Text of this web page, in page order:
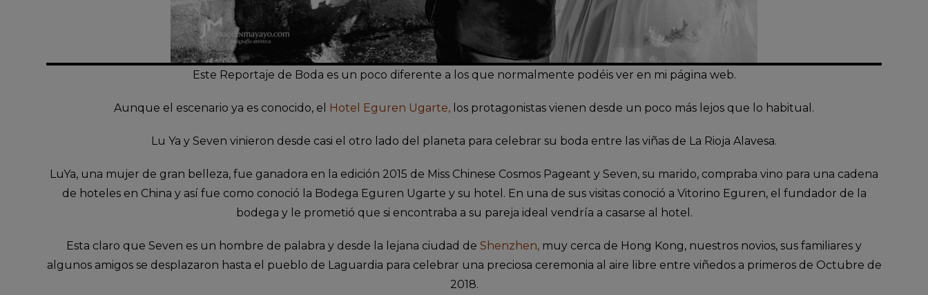
Este Reportaje de Boda es un poco diferente a los que normalmente podéis ver en mi página web.
Aunque el escenario ya es conocido, el Hotel Eguren Ugarte, los protagonistas vienen desde un poco más lejos que lo habitual.
Lu Ya y Seven vinieron desde casi el otro lado del planeta para celebrar su boda entre las viñas de La Rioja Alavesa.
LuYa, una mujer de gran belleza, fue ganadora en la edición 2015 de Miss Chinese Cosmos Pageant y Seven, su marido, compraba vino para una cadena
de hoteles en China y así fue como conoció la Bodega Eguren Ugarte y su hotel. En una de sus visitas conoció a Vitorino Eguren, el fundador de la
bodega y le prometió que si encontraba a su pareja ideal vendría a casarse al hotel.
Esta claro que Seven es un hombre de palabra y desde la lejana ciudad de Shenzhen, muy cerca de Hong Kong, nuestros novios, sus familiares y
algunos amigos se desplazaron hasta el pueblo de Laguardia para celebrar una preciosa ceremonia al aire libre entre viñedos a primeros de Octubre de
2018.